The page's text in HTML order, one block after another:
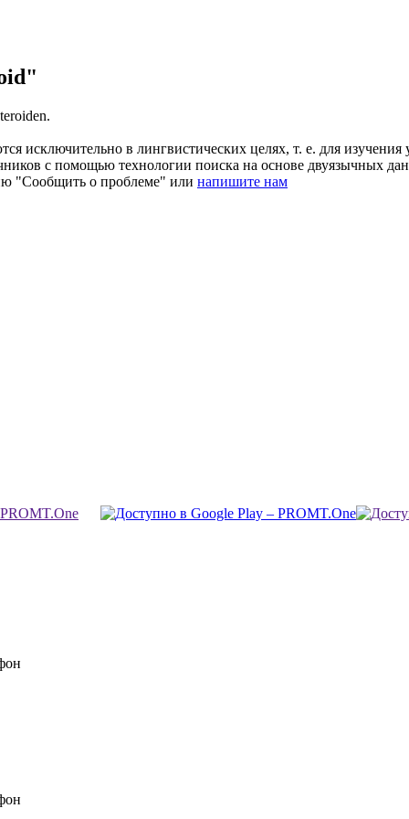
.
исключительно в лингвистических целях, т. е. для
с помощью технологии поиска на основе двуязычных
"Сообщить о проблеме" или напишите нам